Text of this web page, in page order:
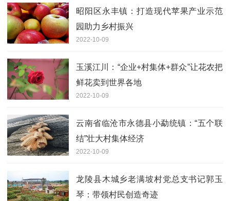
昭阳区永丰镇：打造现代苹果产业示范
园助力乡村振兴
2022-10-09
玉溪江川：“企业+村集体+群众”让花农把
鲜花卖到世界各地
2022-10-09
云南省临沧市永德县小勐统镇：“五个联
结”壮大村集体经济
2022-10-09
龙陵县木城乡老满坡村党总支书记郭玉
琴：带领村民创造奇迹